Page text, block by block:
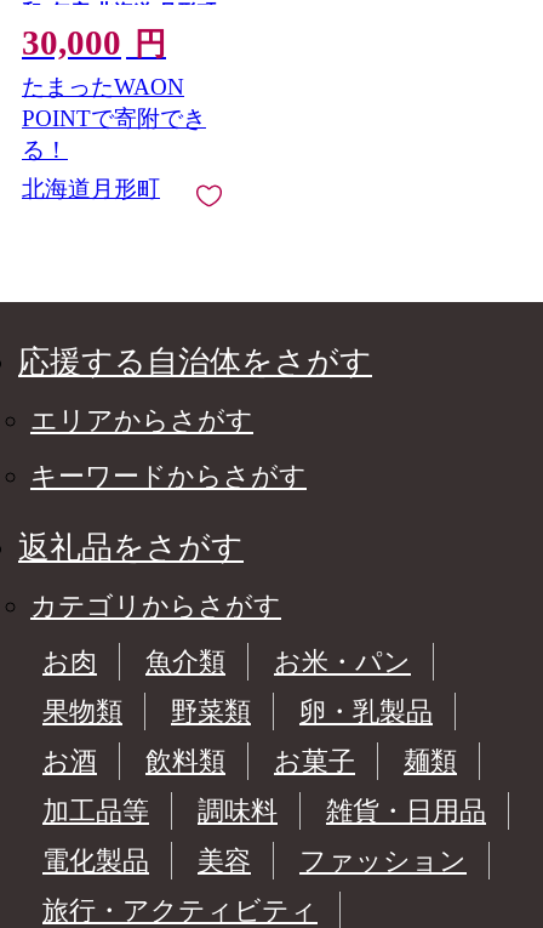
和7年産 北海道 月形町
産 15kg(5kg×3袋) 白米
お米 こめ コメ おこめ
最短配送 特A 北海道
産 北海道米
30,000 円
たまったWAON
POINTで寄附でき
る！
北海道月形町
応援する自治体をさがす
エリアからさがす
キーワードからさがす
返礼品をさがす
カテゴリからさがす
お肉
魚介類
お米・パン
果物類
野菜類
卵・乳製品
お酒
飲料類 お菓子
麺類
加工品等
調味料
雑貨・日用品
電化製品
美容
ファッション
旅行・アクティビティ